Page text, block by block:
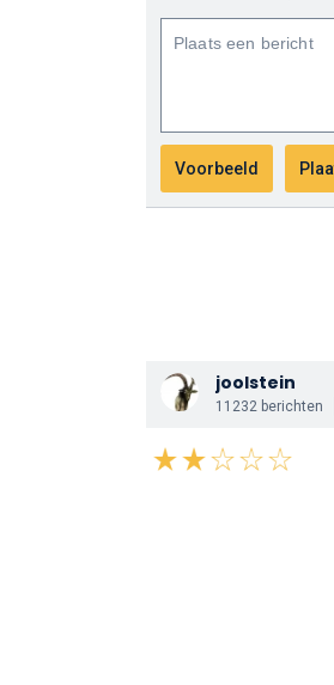
joolstein
11232 berichten